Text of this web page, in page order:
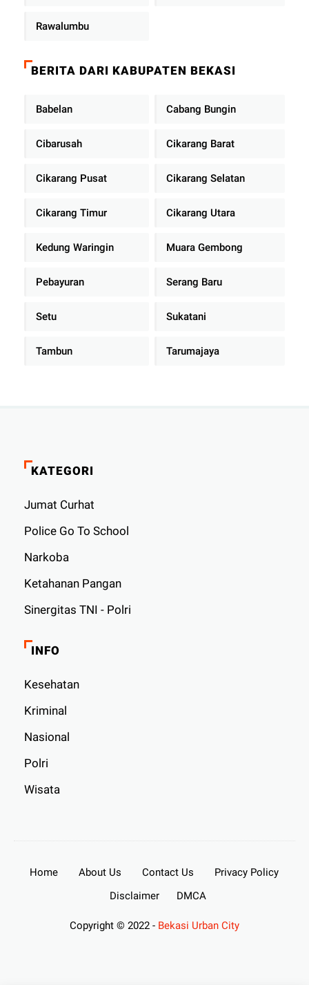
Rawalumbu
BERITA DARI KABUPATEN BEKASI
Babelan Cabang Bungin
Cibarusah Cikarang Barat
Cikarang Pusat Cikarang Selatan
Cikarang Timur Cikarang Utara
Kedung Waringin Muara Gembong
Pebayuran Serang Baru
Setu Sukatani
Tambun Tarumajaya
KATEGORI
Jumat Curhat
Police Go To School
Narkoba
Ketahanan Pangan
Sinergitas TNI - Polri
INFO
Kesehatan
Kriminal
Nasional
Polri
Wisata
Home About Us Contact Us
Privacy Policy
Disclaimer
DMCA
Copyright © 2022 - Bekasi Urban City